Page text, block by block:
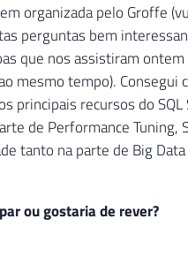
organizada pelo Groffe
perguntas bem
que nos assistiram ontem
mesmo tempo). Consegui
principais recursos do SQL
de Performance Tuning,
tanto na parte de Big
ou gostaria de rever?